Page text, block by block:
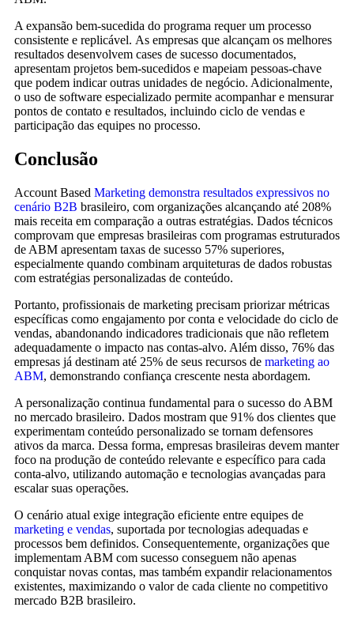
A expansão bem-sucedida do programa requer um processo
consistente e replicável. As empresas que alcançam os melhores
resultados desenvolvem cases de sucesso documentados,
apresentam projetos bem-sucedidos e mapeiam pessoas-chave
que podem indicar outras unidades de negócio. Adicionalmente,
o uso de software especializado permite acompanhar e mensurar
pontos de contato e resultados, incluindo ciclo de vendas e
participação das equipes no processo.
Conclusão
Account Based Marketing demonstra resultados expressivos no
cenário B2B brasileiro, com organizações alcançando até 208%
mais receita em comparação a outras estratégias. Dados técnicos
comprovam que empresas brasileiras com programas estruturados
de ABM apresentam taxas de sucesso 57% superiores,
especialmente quando combinam arquiteturas de dados robustas
com estratégias personalizadas de conteúdo.
Portanto, profissionais de marketing precisam priorizar métricas
específicas como engajamento por conta e velocidade do ciclo de
vendas, abandonando indicadores tradicionais que não refletem
adequadamente o impacto nas contas-alvo. Além disso, 76% das
empresas já destinam até 25% de seus recursos de marketing ao
ABM, demonstrando confiança crescente nesta abordagem.
A personalização continua fundamental para o sucesso do ABM
no mercado brasileiro. Dados mostram que 91% dos clientes que
experimentam conteúdo personalizado se tornam defensores
ativos da marca. Dessa forma, empresas brasileiras devem manter
foco na produção de conteúdo relevante e específico para cada
conta-alvo, utilizando automação e tecnologias avançadas para
escalar suas operações.
O cenário atual exige integração eficiente entre equipes de
marketing e vendas, suportada por tecnologias adequadas e
processos bem definidos. Consequentemente, organizações que
implementam ABM com sucesso conseguem não apenas
conquistar novas contas, mas também expandir relacionamentos
existentes, maximizando o valor de cada cliente no competitivo
mercado B2B brasileiro.